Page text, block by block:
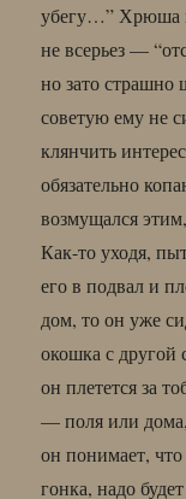
убегу…” Хрюша
не всерьез —
но зато страшно
советую ему не
клянчить
обязательно
возмущался
Как-то уходя,
его в подвал и
дом, то он уже
окошка с другой
он плетется за
— поля или
он понимает, что
гонка, надо